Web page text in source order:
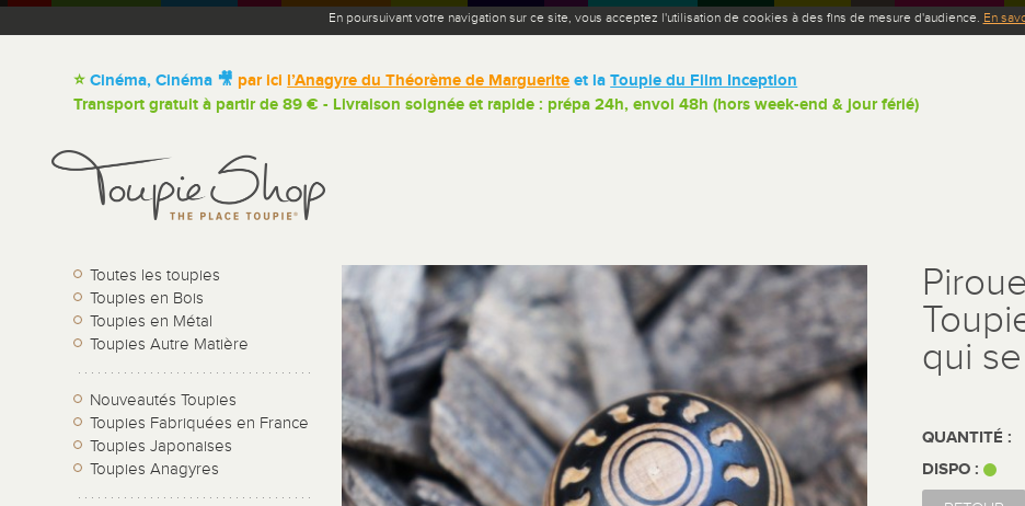
En poursuivant votre navigation sur ce site, vous acceptez l'utilisation de cookies à des fins de mesure d'audience. En
⭐Cinéma, Cinéma 🎥 par ici l’Anagyre du Théorème de Marguerite et laToupie du Film Inception
Transport gratuit à partir de 89 € - Livraison soignée et rapide : prépa 24h, envoi 48h (hors week-end & jour férié)
Toutes les toupies
Toupies en Bois
Toupies en Métal
Toupies Autre Matière
Nouveautés Toupies
Toupies Fabriquées en France
Toupies Japonaises
Toupies Anagyres
qui
QUANTITÉ :
DISPO :